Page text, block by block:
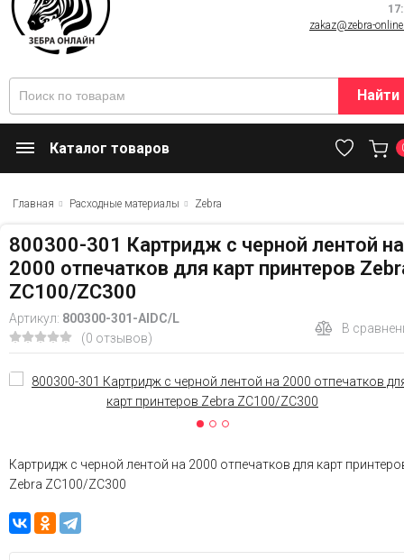
zakaz@zebra-
Найти
Каталог товаров
Главная Расходные материалы Zebra
800300-301 Картридж с черной лентой на
2000 отпечатков для карт принтеров
ZC100/ZC300
Артикул: 800300-301-AIDC/L
(0 отзывов)
В
Картридж с черной лентой на 2000 отпечатков для карт
Zebra ZC100/ZC300